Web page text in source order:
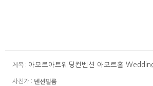
제목 : 아모르아트웨딩컨벤션 아모르홀
사진가 : 넨션필름